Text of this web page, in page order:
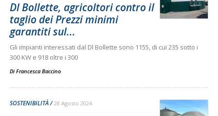
Dl Bollette, agricoltori contro il
taglio dei Prezzi minimi
garantiti sul...
Gli impianti interessati dal Dl Bollette sono 1155, di cui 235 sotto i
300 KW e 918 oltre i 300
Di Francesca Baccino
SOSTENIBILITÀ 28 Agosto 2024